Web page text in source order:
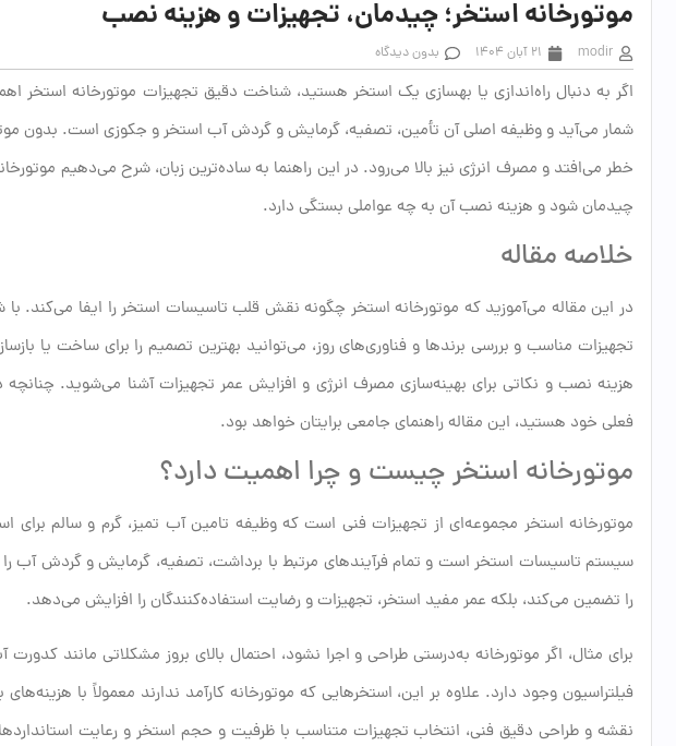
موتورخانه استخر؛ چیدمان، تجهیزات و هزینه نصب
modir 21 آبان 1404 بدون دیدگاه
اگر به دنبال راه‌اندازی یا بهسازی یک استخر هستید، شناخت دقیق تجهیزات موتورخانه استخر
شمار می‌آید و وظیفه اصلی آن تأمین، تصفیه، گرمایش و گردش آب استخر و جکوزی است. بدون
خطر می‌افتد و مصرف انرژی نیز بالا می‌رود. در این راهنما به ساده‌ترین زبان، شرح می‌دهیم
چیدمان شود و هزینه نصب آن به چه عواملی بستگی دارد.
خلاصه مقاله
در این مقاله می‌آموزید که موتورخانه استخر چگونه نقش قلب تاسیسات استخر را ایفا می‌کند.
تجهیزات مناسب و بررسی برندها و فناوری‌های روز، می‌توانید بهترین تصمیم را برای ساخت یا
هزینه نصب و نکاتی برای بهینه‌سازی مصرف انرژی و افزایش عمر تجهیزات آشنا می‌شوید. چنانچه
فعلی خود هستید، این مقاله راهنمای جامعی برایتان خواهد بود.
موتورخانه استخر چیست و چرا اهمیت دارد؟
موتورخانه استخر مجموعه‌ای از تجهیزات فنی است که وظیفه تامین آب تمیز، گرم و سالم برای
سیستم تاسیسات استخر است و تمام فرآیندهای مرتبط با برداشت، تصفیه، گرمایش و گردش آب
را تضمین می‌کند، بلکه عمر مفید استخر، تجهیزات و رضایت استفاده‌کنندگان را افزایش می‌دهد.
برای مثال، اگر موتورخانه به‌درستی طراحی و اجرا نشود، احتمال بالای بروز مشکلاتی مانند
فیلتراسیون وجود دارد. علاوه بر این، استخرهایی که موتورخانه کارآمد ندارند معمولاً با
نقشه و طراحی دقیق فنی، انتخاب تجهیزات متناسب با ظرفیت و حجم استخر و رعایت